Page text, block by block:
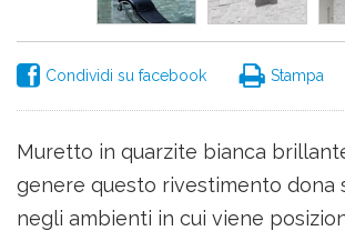
Condividi su facebook Stampa
Muretto in quarzite bianca
genere questo rivestimento dona
negli ambienti in cui viene